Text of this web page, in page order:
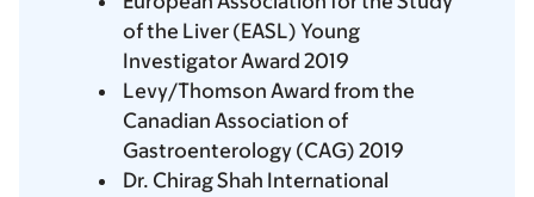
of the Liver (EASL) Young
Investigator Award 2019
Levy/Thomson Award from the
Canadian Association of
Gastroenterology (CAG) 2019
Dr. Chirag Shah International